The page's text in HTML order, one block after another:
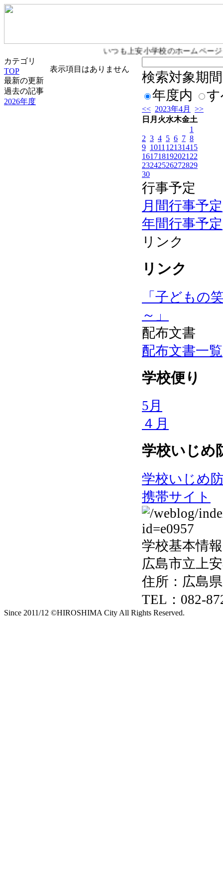
いつも上安小学校のホームペー
カテゴリ
TOP
最新の更新
過去の記事
2026年度
表示項目はありません
検索対象期間
年度内
<< 2023年4月
>>
日 月 火水木金土
1
2 3 4 5 6 7 8
9 1011 12131415
161718192021 22
23242526272829
30
行事予定
月間行事予定
年間行事予定
リンク
リンク
「子どもの
～」
配布文書
配布文書一覧
学校便り
5月
４月
学校いじめ
学校いじめ
携帯サイト
学校基本情報
広島市立上
住所：広島
TEL：082-
Since 2011/12 ©HIROSHIMA City All Rights Reserved.